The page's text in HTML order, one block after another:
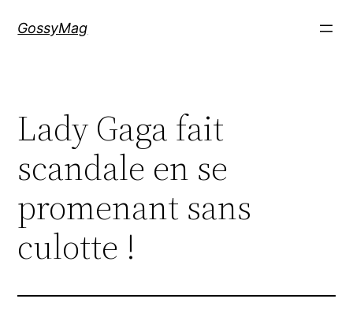
GossyMag
Lady Gaga fait
scandale en se
promenant sans
culotte !